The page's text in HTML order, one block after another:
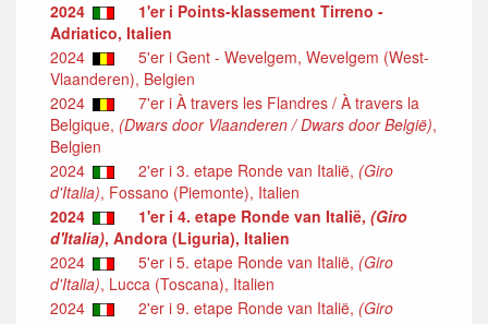
2024
1'er i Points-klassement Tirreno -
Adriatico, Italien
2024
5'er i Gent - Wevelgem, Wevelgem (West-
Vlaanderen), Belgien
2024
7'er i À travers les Flandres / À travers la
Belgique, (Dwars door Vlaanderen / Dwars door België),
Belgien
2024
2'er i 3. etape Ronde van Italië, (Giro
d'Italia), Fossano (Piemonte), Italien
2024
1'er i 4. etape Ronde van Italië, (Giro
d'Italia), Andora (Liguria), Italien
2024
5'er i 5. etape Ronde van Italië, (Giro
d'Italia), Lucca (Toscana), Italien
2024
2'er i 9. etape Ronde van Italië, (Giro